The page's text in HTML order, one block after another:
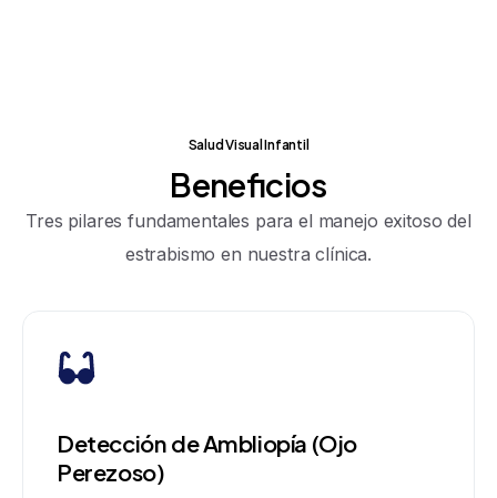
Salud Visual Infantil
Beneficios
Tres pilares fundamentales para el manejo exitoso del
estrabismo en nuestra clínica.
Detección de Ambliopía (Ojo
Perezoso)